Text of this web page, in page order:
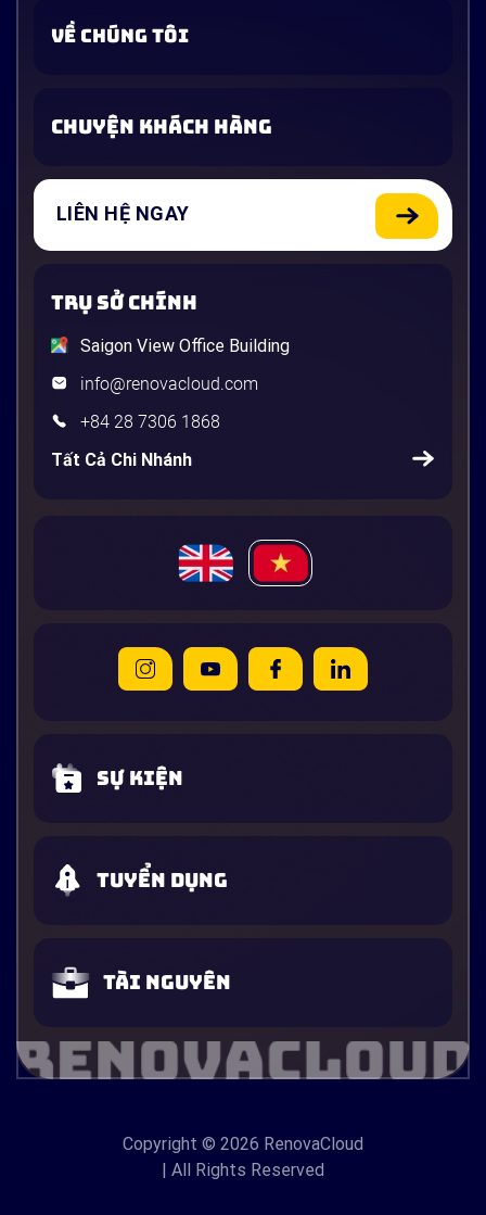
VỀ CHÚNG TÔI
CHUYỆN KHÁCH HÀNG
LIÊN HỆ NGAY
TRỤ SỞ CHÍNH
Saigon View Office Building
info@renovacloud.com
+84 28 7306 1868
Tất Cả Chi Nhánh
Sự kiện
Tuyển dụng
Tài nguyên
Copyright © 2026 RenovaCloud
| All Rights Reserved